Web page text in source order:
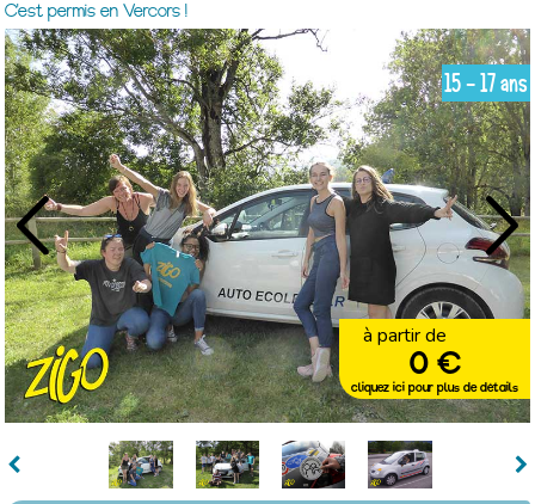
C'est permis en Vercors !
15 - 17 ans
à partir de
0 €
cliquez ici pour plus de détails